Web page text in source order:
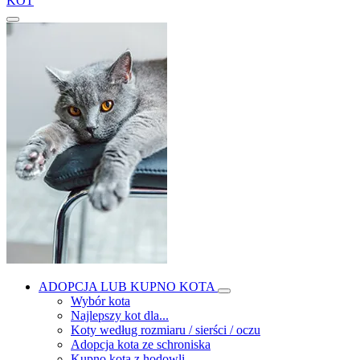
ADOPCJA LUB KUPNO KOTA
Wybór kota
Najlepszy kot dla...
Koty według rozmiaru / sierści / oczu
Adopcja kota ze schroniska